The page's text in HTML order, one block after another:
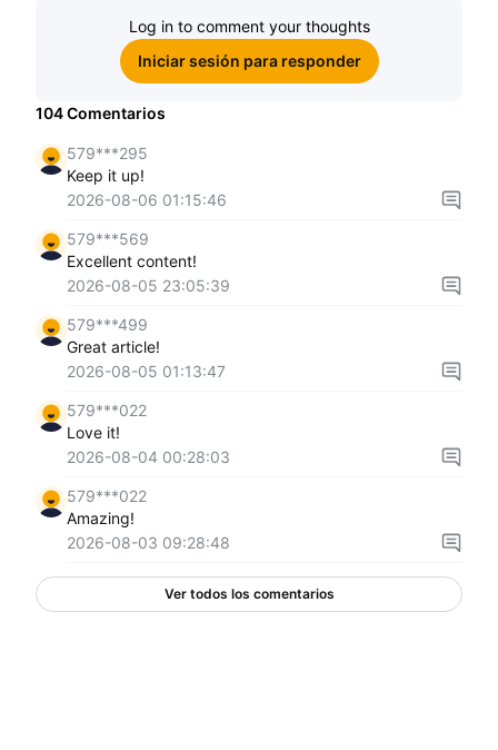
Log in to comment your thoughts
Iniciar sesión para responder
104Comentarios
579***295
Keep it up!
2026-08-06 01:15:46
579***569
Excellent content!
2026-08-05 23:05:39
579***499
Great article!
2026-08-05 01:13:47
579***022
Love it!
2026-08-04 00:28:03
579***022
Amazing!
2026-08-03 09:28:48
Ver todos los comentarios